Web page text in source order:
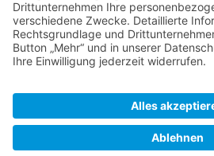
Montag bis Samstag:
10:00 Uhr – 19:00 Uhr
Pflichtangaben
Impressum
Datenschutzerklärung
Kontakt